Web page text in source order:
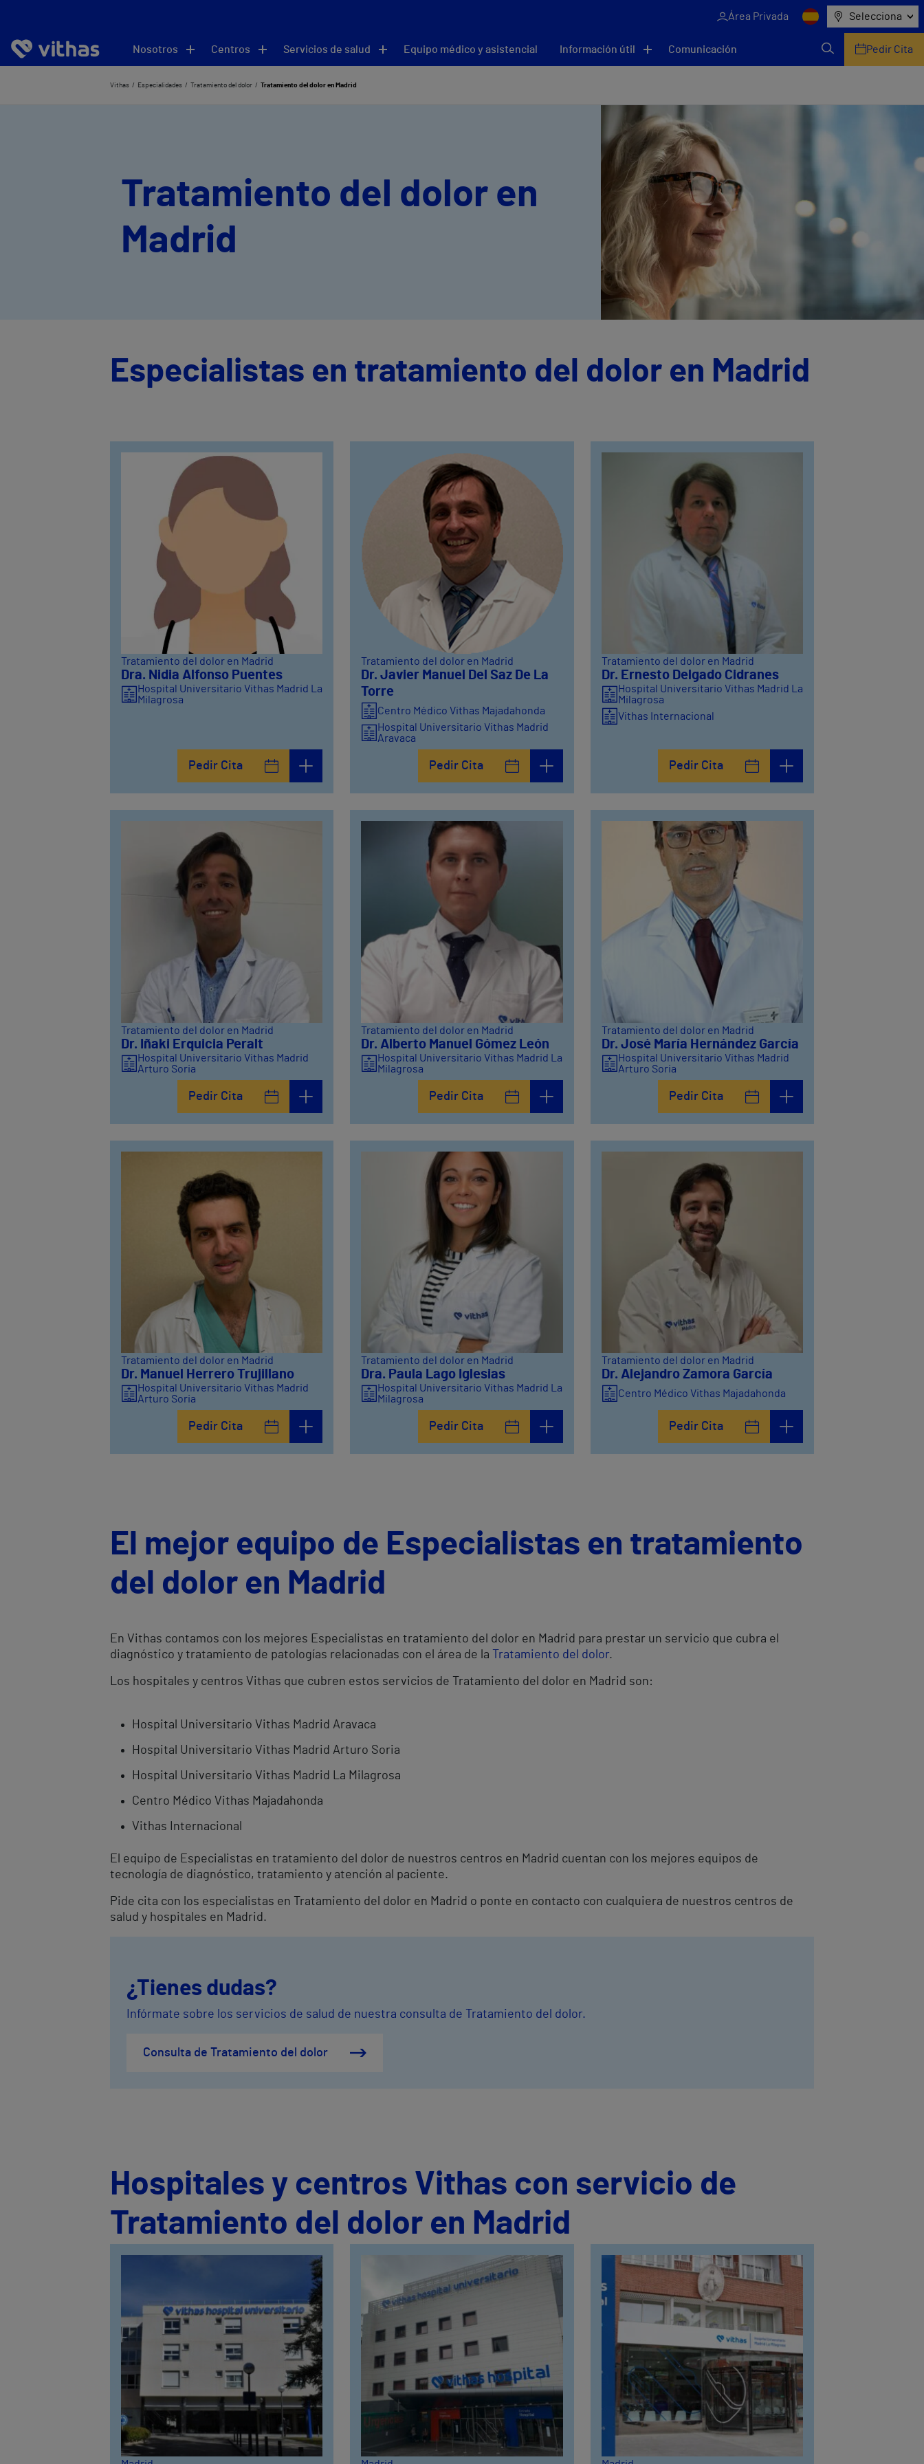
Área Privada Selecciona
Nosotros Centros Servicios de salud Equipo médico y asistencial Información útil Comunicación Pedir Cita
Vithas Especialidades Tratamiento del dolor Tratamiento del dolor en Madrid
Tratamiento del dolor en
Madrid
Especialistas en tratamiento del dolor en Madrid
Tratamiento del dolor en Madrid
Dra. Nidia Alfonso Puentes
Hospital Universitario Vithas Madrid La
Milagrosa
Pedir Cita
Tratamiento del dolor en Madrid
Dr. Javier Manuel Del Saz De La
Torre
Centro Médico Vithas Majadahonda
Hospital Universitario Vithas Madrid
Aravaca
Pedir Cita
Tratamiento del dolor en Madrid
Dr. Ernesto Delgado Cidranes
Hospital Universitario Vithas Madrid La
Milagrosa
Vithas Internacional
Pedir Cita
Tratamiento del dolor en Madrid
Dr. Iñaki Erquicia Peralt
Hospital Universitario Vithas Madrid
Arturo Soria
Pedir Cita
Tratamiento del dolor en Madrid
Dr. Alberto Manuel Gómez León
Hospital Universitario Vithas Madrid La
Milagrosa
Pedir Cita
Tratamiento del dolor en Madrid
Dr. José María Hernández García
Hospital Universitario Vithas Madrid
Arturo Soria
Pedir Cita
Tratamiento del dolor en Madrid
Dr. Manuel Herrero Trujillano
Hospital Universitario Vithas Madrid
Arturo Soria
Pedir Cita
Tratamiento del dolor en Madrid
Dra. Paula Lago Iglesias
Hospital Universitario Vithas Madrid La
Milagrosa
Pedir Cita
Tratamiento del dolor en Madrid
Dr. Alejandro Zamora García
Centro Médico Vithas Majadahonda
Pedir Cita
El mejor equipo de Especialistas en tratamiento
del dolor en Madrid
En Vithas contamos con los mejores Especialistas en tratamiento del dolor en Madrid para prestar un servicio que cubra el
diagnóstico y tratamiento de patologías relacionadas con el área de la
Tratamiento del dolor.
Los hospitales y centros Vithas que cubren estos servicios de Tratamiento del dolor en Madrid son:
Hospital Universitario Vithas Madrid Aravaca
Hospital Universitario Vithas Madrid Arturo Soria
Hospital Universitario Vithas Madrid La Milagrosa
Centro Médico Vithas Majadahonda
Vithas Internacional
El equipo de Especialistas en tratamiento del dolor de nuestros centros en Madrid cuentan con los mejores equipos de
tecnología de diagnóstico, tratamiento y atención al paciente.
Pide cita con los especialistas en Tratamiento del dolor en Madrid o ponte en contacto con cualquiera de nuestros centros de
salud y hospitales en Madrid.
¿Tienes dudas?
Infórmate sobre los servicios de salud de nuestra consulta de Tratamiento del dolor.
Consulta de Tratamiento del dolor
Hospitales y centros Vithas con servicio de
Tratamiento del dolor en Madrid